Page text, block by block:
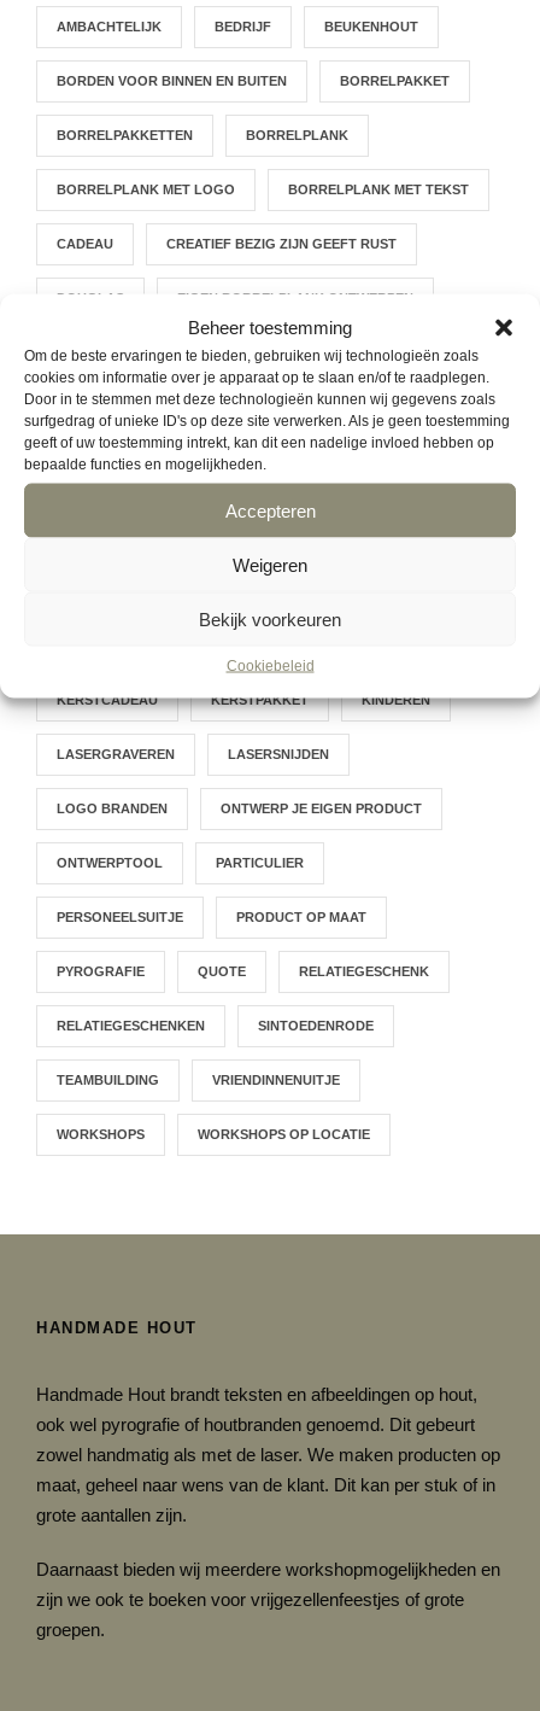
Beheer toestemming
Om de beste ervaringen te bieden, gebruiken wij technologieën zoals
cookies om informatie over je apparaat op te slaan en/of te raadplegen.
Door in te stemmen met deze technologieën kunnen wij gegevens zoals
surfgedrag of unieke ID's op deze site verwerken. Als je geen toestemming
geeft of uw toestemming intrekt, kan dit een nadelige invloed hebben op
bepaalde functies en mogelijkheden.
Accepteren
Weigeren
Bekijk voorkeuren
Cookiebeleid
AMBACHTELIJK BEDRIJF BEUKENHOUT
BORDEN VOOR BINNEN EN BUITEN BORRELPAKKET
BORRELPAKKETTEN BORRELPLANK
BORRELPLANK MET LOGO BORRELPLANK MET TEKST
CADEAU CREATIEF BEZIG ZIJN GEEFT RUST
DOUGLAS EIGEN BORRELPLANK ONTWERPEN
EIGEN ONTWERP EIKEN GEFREESD
GEPERSONALISEERD
GEPERSONALISEERDE HOUTEN BORDEN VOOR BINNEN EN
BUITEN
HAPJESPLANK HOUT HOUTBRANDEN
KERSTCADEAU KERSTPAKKET KINDEREN
LASERGRAVEREN LASERSNIJDEN
LOGO BRANDEN ONTWERP JE EIGEN PRODUCT
ONTWERPTOOL PARTICULIER
PERSONEELSUITJE PRODUCT OP MAAT
PYROGRAFIE QUOTE RELATIEGESCHENK
RELATIEGESCHENKEN SINTOEDENRODE
TEAMBUILDING VRIENDINNENUITJE
WORKSHOPS WORKSHOPS OP LOCATIE
HANDMADE HOUT
Handmade Hout brandt teksten en afbeeldingen op hout,
ook wel pyrografie of houtbranden genoemd. Dit gebeurt
zowel handmatig als met de laser. We maken producten op
maat, geheel naar wens van de klant. Dit kan per stuk of in
grote aantallen zijn.
Daarnaast bieden wij meerdere workshopmogelijkheden en
zijn we ook te boeken voor vrijgezellenfeestjes of grote
groepen.